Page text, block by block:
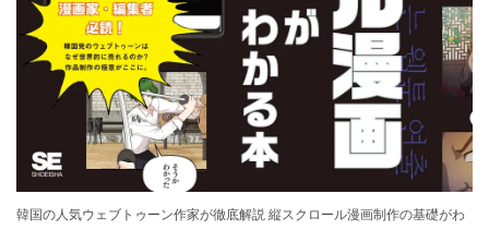
韓国の人気ウェブトゥーン作家が徹底解説 縦スクロール漫画制作の基礎がわ